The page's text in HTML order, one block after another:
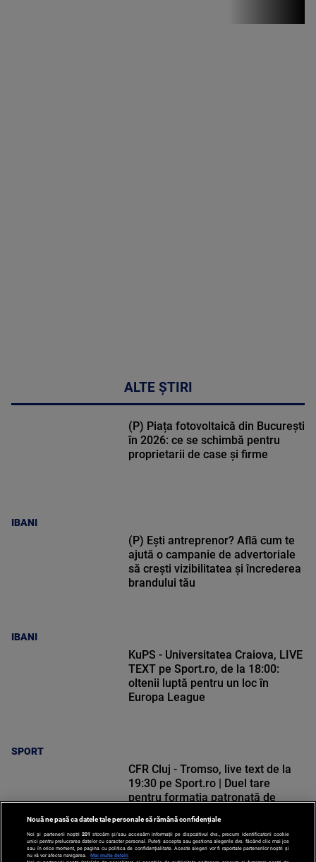
ALTE ȘTIRI
IBANI
(P) Piața fotovoltaică din București
în 2026: ce se schimbă pentru
proprietarii de case și firme
IBANI
(P) Ești antreprenor? Află cum te
ajută o campanie de advertoriale
să crești vizibilitatea și încrederea
brandului tău
SPORT
KuPS - Universitatea Craiova, LIVE
TEXT pe Sport.ro, de la 18:00:
oltenii luptă pentru un loc în
Europa League
CFR Cluj - Tromso, live text de la
19:30 pe Sport.ro | Duel tare
pentru formația patronată de
Nouă ne pasă ca datele tale personale să rămână confidențiale
Noi și partenerii noștri 201 stocăm și/sau accesăm informații pe dispozitivul dvs., precum identificatorii cookie
unici pentru prelucrarea datelor cu caracter personal. Puteți accepta sau gestiona alegerile dvs. făcând clic mai jos
sau în orice moment, pe pagina cu politica de confidențialitate. Aceste alegeri vor fi raportate partenerilor noștri și
nu vă vor afecta navigarea.
Mai multe detalii